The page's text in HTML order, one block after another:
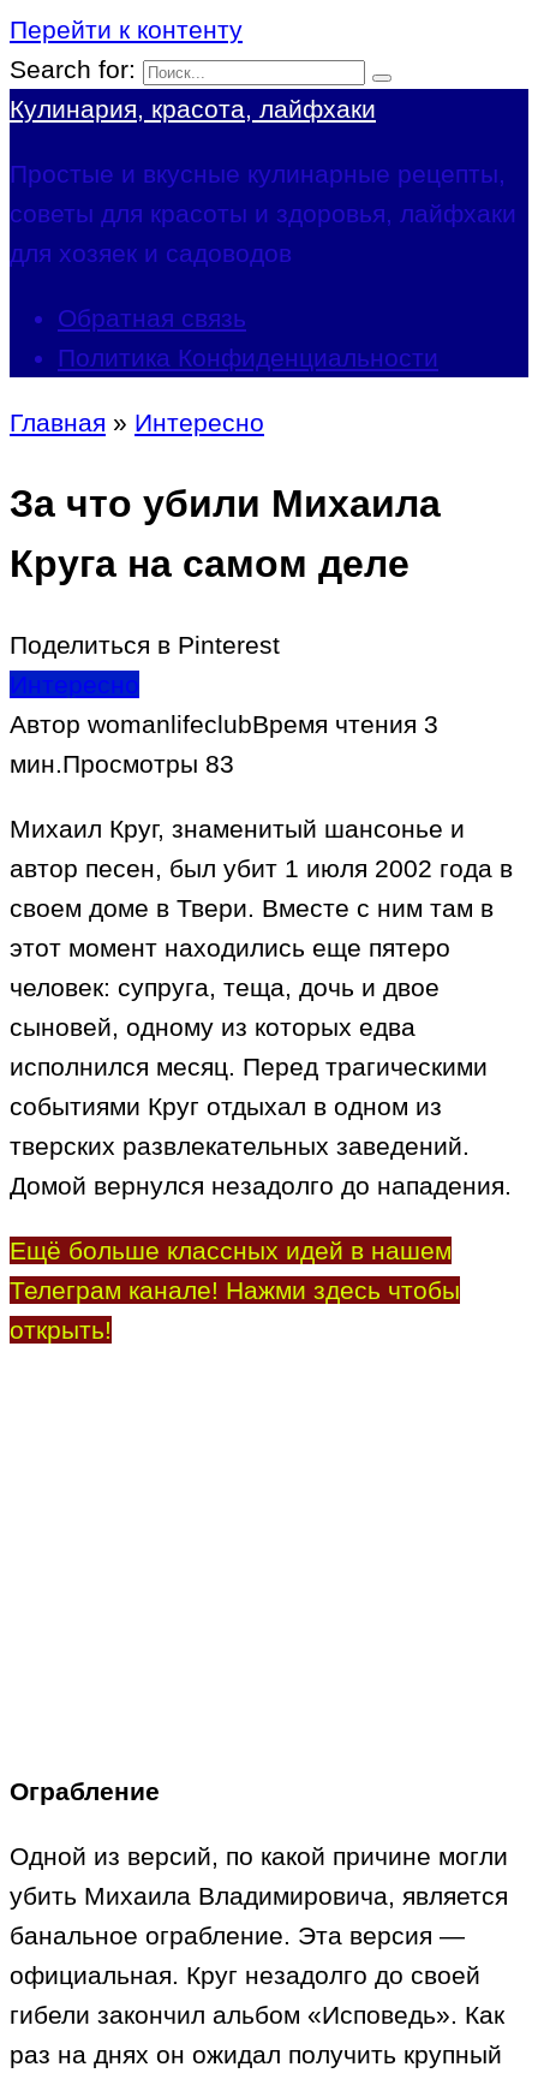
Перейти к контенту
Search for:
Кулинария, красота, лайфхаки
Простые и вкусные кулинарные рецепты,
советы для красоты и здоровья, лайфхаки
для хозяек и садоводов
Обратная связь
Политика Конфиденциальности
Главная » Интересно
За что убили Михаила
Круга на самом деле
Поделиться в Pinterest
Интересно
Автор womanlifeclubВремя чтения 3
мин.Просмотры 83
Михаил Круг, знаменитый шансонье и
автор песен, был убит 1 июля 2002 года в
своем доме в Твери. Вместе с ним там в
этот момент находились еще пятеро
человек: супруга, теща, дочь и двое
сыновей, одному из которых едва
исполнился месяц. Перед трагическими
событиями Круг отдыхал в одном из
тверских развлекательных заведений.
Домой вернулся незадолго до нападения.
Ещё больше классных идей в нашем
Телеграм канале! Нажми здесь чтобы
открыть!
Ограбление
Одной из версий, по какой причине могли
убить Михаила Владимировича, является
банальное ограбление. Эта версия —
официальная. Круг незадолго до своей
гибели закончил альбом «Исповедь». Как
раз на днях он ожидал получить крупный